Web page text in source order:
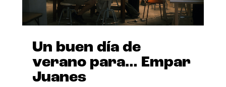
Un buen día de
verano para… Empar
Juanes